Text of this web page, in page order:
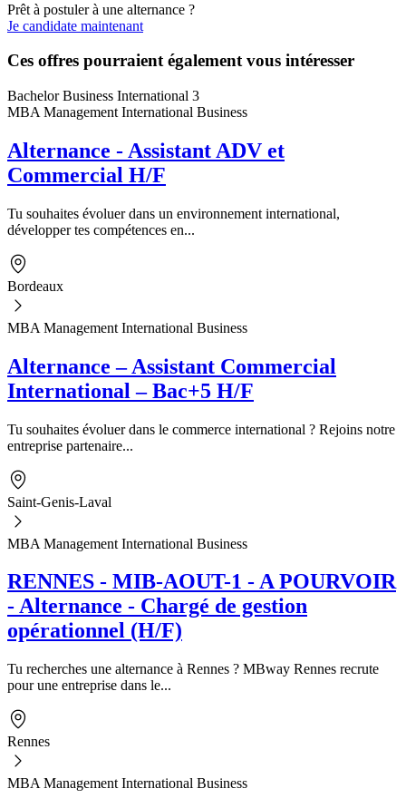
Prêt à postuler à une alternance ?
Je candidate maintenant
Ces offres pourraient également vous intéresser
Bachelor Business International 3
MBA Management International Business
Alternance - Assistant ADV et
Commercial H/F
Tu souhaites évoluer dans un environnement international,
développer tes compétences en...
Bordeaux
MBA Management International Business
Alternance – Assistant Commercial
International – Bac+5 H/F
Tu souhaites évoluer dans le commerce international ? Rejoins notre
entreprise partenaire...
Saint-Genis-Laval
MBA Management International Business
RENNES - MIB-AOUT-1 - A POURVOIR
- Alternance - Chargé de gestion
opérationnel (H/F)
Tu recherches une alternance à Rennes ? MBway Rennes recrute
pour une entreprise dans le...
Rennes
MBA Management International Business